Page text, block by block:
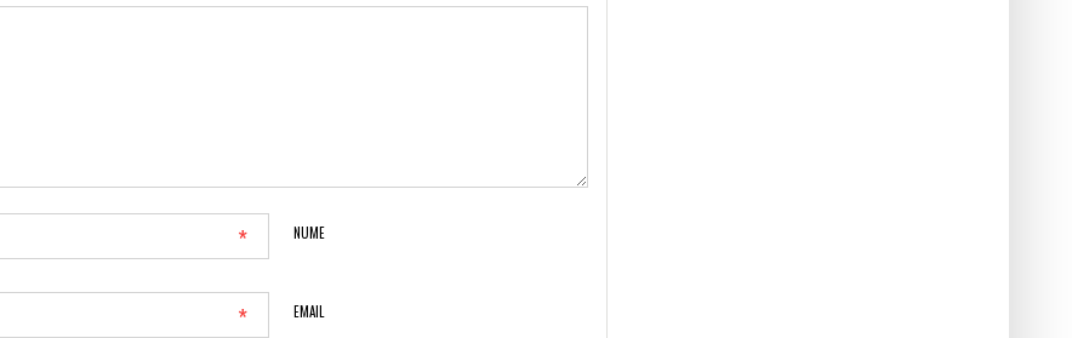
NUME
*
EMAIL
*